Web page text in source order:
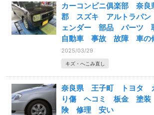
カーコンビニ俱楽部 奈
郡 スズキ アルトラパン
ェンダー 部品 パーツ
自動車 事故 故障 車の
2025/03/29
キズ・へこみ直し
奈良県 王子町 トヨタ
り傷 ヘコミ 板金 塗
険 修理 安い